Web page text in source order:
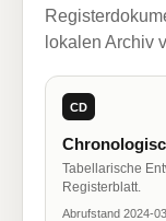
lokalen Archiv
CD
Tabellarische
Registerblatt.
Abrufstand 2024-